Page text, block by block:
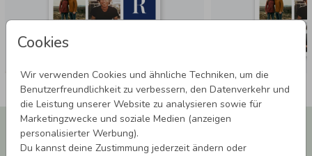
Cookies
Wir verwenden Cookies und ähnliche Techniken, um die
Benutzerfreundlichkeit zu verbessern, den Datenverkehr und
die Leistung unserer Website zu analysieren sowie für
Marketingzwecke und soziale Medien (anzeigen
personalisierter Werbung).
Du kannst deine Zustimmung jederzeit ändern oder
Newsletter abonnieren und 5,00 € Rabatt**
sichern!